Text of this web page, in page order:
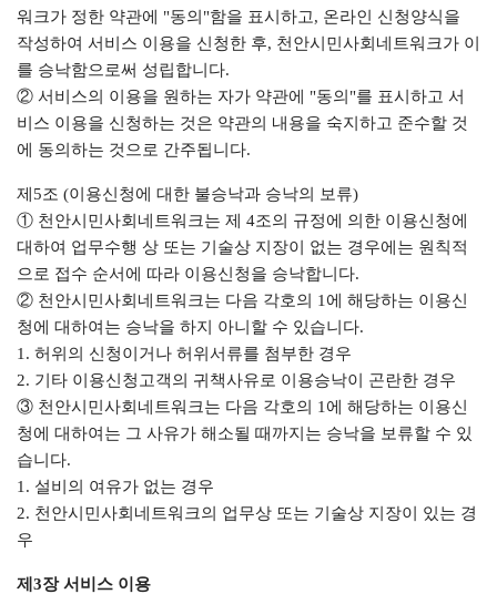
워크가 정한 약관에 "동의"함을 표시하고, 온라인 신청양식을
작성하여 서비스 이용을 신청한 후, 천안시민사회네트워크가 이
를 승낙함으로써 성립합니다.
② 서비스의 이용을 원하는 자가 약관에 "동의"를 표시하고 서
비스 이용을 신청하는 것은 약관의 내용을 숙지하고 준수할 것
에 동의하는 것으로 간주됩니다.
제5조 (이용신청에 대한 불승낙과 승낙의 보류)
① 천안시민사회네트워크는 제 4조의 규정에 의한 이용신청에
대하여 업무수행 상 또는 기술상 지장이 없는 경우에는 원칙적
으로 접수 순서에 따라 이용신청을 승낙합니다.
② 천안시민사회네트워크는 다음 각호의 1에 해당하는 이용신
청에 대하여는 승낙을 하지 아니할 수 있습니다.
1. 허위의 신청이거나 허위서류를 첨부한 경우
2. 기타 이용신청고객의 귀책사유로 이용승낙이 곤란한 경우
③ 천안시민사회네트워크는 다음 각호의 1에 해당하는 이용신
청에 대하여는 그 사유가 해소될 때까지는 승낙을 보류할 수 있
습니다.
1. 설비의 여유가 없는 경우
2. 천안시민사회네트워크의 업무상 또는 기술상 지장이 있는 경
우
제3장 서비스 이용